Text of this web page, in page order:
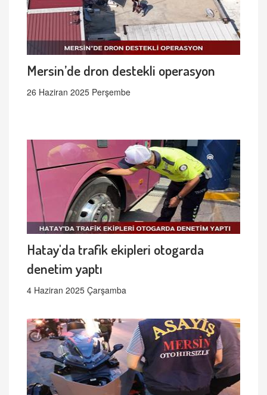
Mersin’de dron destekli operasyon
26 Haziran 2025 Perşembe
Hatay'da trafik ekipleri otogarda
denetim yaptı
4 Haziran 2025 Çarşamba